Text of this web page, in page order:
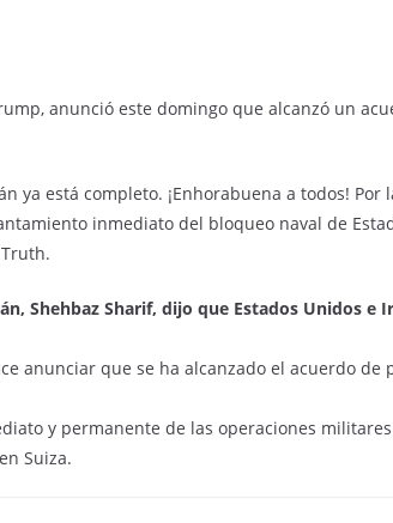
anunció este domingo que alcanzó un
ya está completo. ¡Enhorabuena a todos!
inmediato del bloqueo naval de
Shehbaz Sharif, dijo que Estados Unidos
anunciar que se ha alcanzado el acuerdo
y permanente de las operaciones
Suiza.